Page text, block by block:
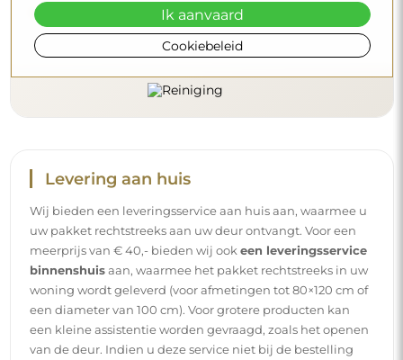
Lees meer tips op onze blog.
Levering aan huis
Wij bieden een leveringsservice aan huis aan, waarmee u
uw pakket rechtstreeks aan uw deur ontvangt. Voor een
meerprijs van € 40,- bieden wij ook een leveringsservice
binnenshuisaan, waarmee het pakket rechtstreeks in uw
woning wordt geleverd (voor afmetingen tot 80×120 cm of
een diameter van 100 cm). Voor grotere producten kan
een kleine assistentie worden gevraagd, zoals het openen
van de deur. Indien u deze service niet bij de bestelling
Cookiebeleid
Ik aanvaard